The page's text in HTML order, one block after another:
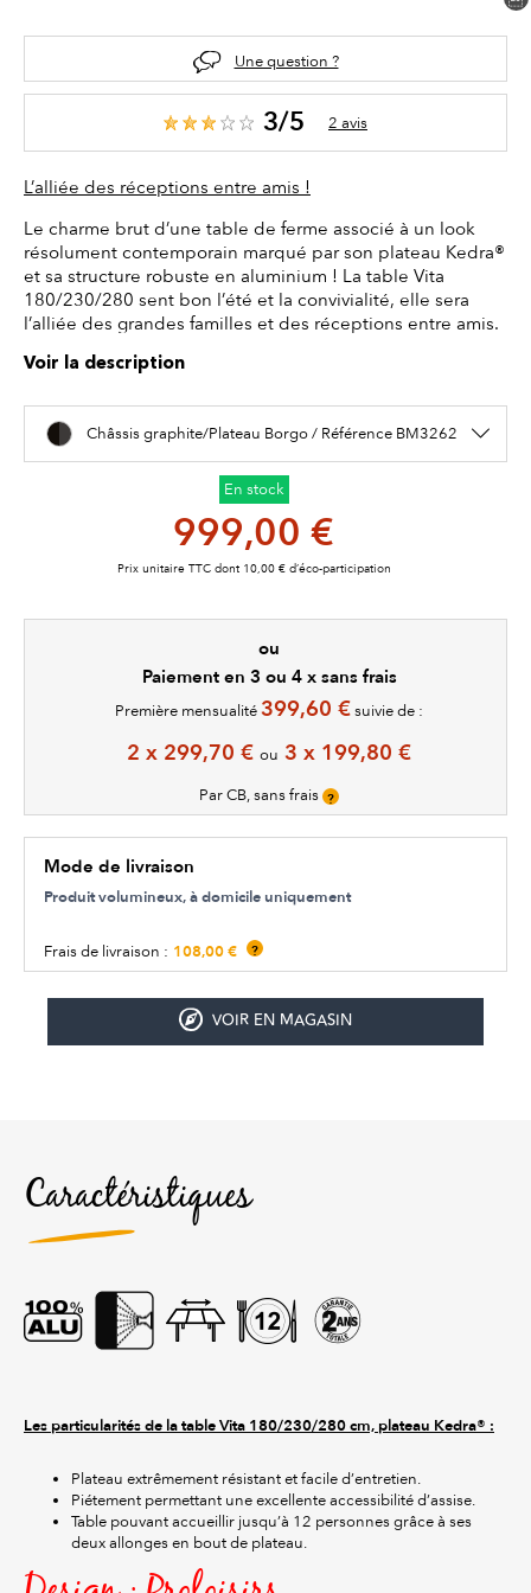
Une question ?
3/5 2 avis
L’alliée des réceptions entre amis !
Le charme brut d’une table de ferme associé à un look
résolument contemporain marqué par son plateau Kedra®
et sa structure robuste en aluminium ! La table Vita
180/230/280 sent bon l’été et la convivialité, elle sera
l’alliée des grandes familles et des réceptions entre amis.
Voir la description
Châssis graphite/Plateau Borgo / Référence BM3262
En stock
999,00 €
Prix unitaire TTC dont 10,00 € d’éco-participation
ou
Paiement en 3 ou 4 x sans frais
Première mensualité 399,60 € suivie de :
2 x 299,70 € ou 3 x 199,80 €
Par CB, sans frais ?
Mode de livraison
Produit volumineux, à domicile uniquement
Frais de livraison : 108,00 € ?
VOIR EN MAGASIN
Caractéristiques
Les particularités de la table Vita 180/230/280 cm, plateau Kedra® :
Plateau extrêmement résistant et facile d’entretien.
Piétement permettant une excellente accessibilité d’assise.
Table pouvant accueillir jusqu’à 12 personnes grâce à ses
deux allonges en bout de plateau.